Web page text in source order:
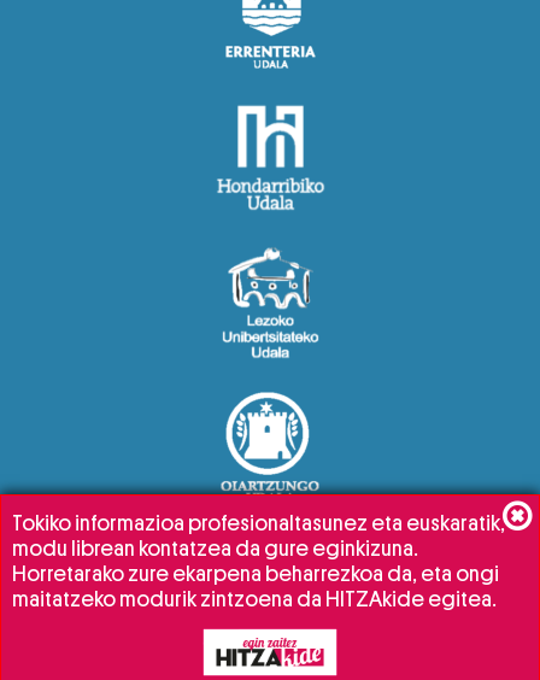
Tokiko informazioa profesionaltasunez eta euskaratik,
modu librean kontatzea da gure eginkizuna.
Horretarako zure ekarpena beharrezkoa da, eta ongi
maitatzeko modurik zintzoena da HITZAkide egitea.